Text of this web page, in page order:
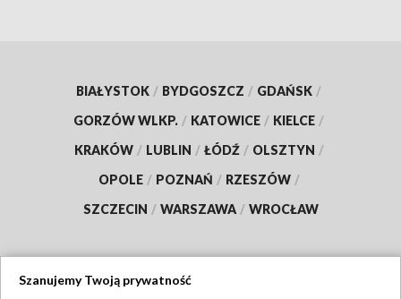
BIAŁYSTOK / BYDGOSZCZ / GDAŃSK /
GORZÓW WLKP. / KATOWICE / KIELCE /
KRAKÓW / LUBLIN / ŁÓDŹ / OLSZTYN /
OPOLE / POZNAŃ / RZESZÓW /
SZCZECIN / WARSZAWA / WROCŁAW
Szanujemy Twoją prywatność